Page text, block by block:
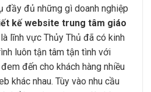
đầy đủ những gì doanh nghiệp
kế website trung tâm giáo
lĩnh vực Thủy Thủ đã có kinh
luôn tận tâm tận tình với
đến cho khách hàng nhiều
khác nhau. Tùy vào nhu cầu